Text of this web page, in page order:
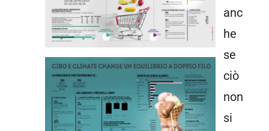
anc
he
se
ciò
non
si